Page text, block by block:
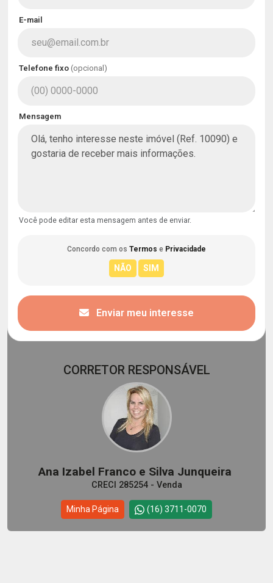
E-mail
Telefone fixo (opcional)
Mensagem
Você pode editar esta mensagem antes de enviar.
Concordo com os Termos e Privacidade
Enviar meu interesse
CORRETOR RESPONSÁVEL
Ana Izabel Franco e Silva Junqueira
CRECI 285254 - Venda
Minha Página (16) 3711-0070